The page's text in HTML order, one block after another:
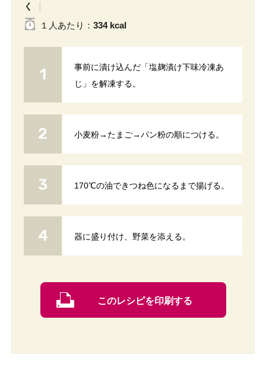
く
１人 あたり ： 334 kcal
事前に漬け込んだ「塩麹漬け下味冷凍あ
じ」を解凍する。
小麦粉→たまご→パン粉の順につける。
170℃の油できつね色になるまで揚げる。
器に盛り付け、野菜を添える。
このレシピを印刷する